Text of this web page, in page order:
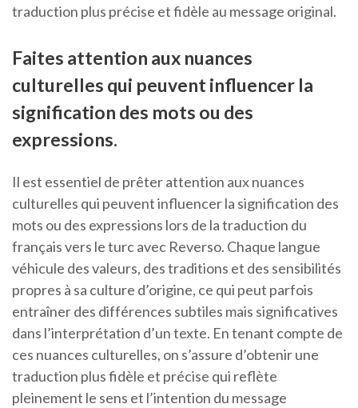
traduction plus précise et fidèle au message original.
Faites attention aux nuances
culturelles qui peuvent influencer la
signification des mots ou des
expressions.
Il est essentiel de prêter attention aux nuances
culturelles qui peuvent influencer la signification des
mots ou des expressions lors de la traduction du
français vers le turc avec Reverso. Chaque langue
véhicule des valeurs, des traditions et des sensibilités
propres à sa culture d’origine, ce qui peut parfois
entraîner des différences subtiles mais significatives
dans l’interprétation d’un texte. En tenant compte de
ces nuances culturelles, on s’assure d’obtenir une
traduction plus fidèle et précise qui reflète
pleinement le sens et l’intention du message